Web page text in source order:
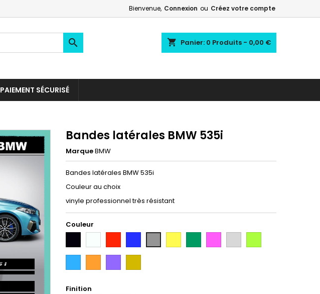
Bienvenue, Connexion ou Créez votre compte
shopping_cart Panier: 0 Produits - 0,00 €

PAIEMENT SÉCURISÉ
Bandes latérales BMW 535i
MarqueBMW
Bandes latérales BMW 535i
Couleur au choix
vinyle professionnel très résistant
Couleur
ArgentCitron
Intense
Finition